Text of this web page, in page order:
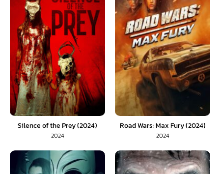
Silence of the Prey (2024)
2024
Road Wars: Max Fury (2024)
2024